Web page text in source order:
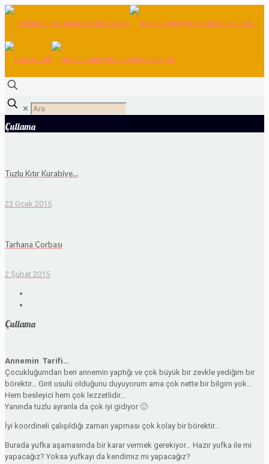
✕
Çullama
Tuzlu Kıtır Kurabiye…
23 Ocak 2015
Tarhana Çorbası
2 Şubat 2015
Çullama
Annemin Tarifi…
Çocukluğumdan beri annemin yaptığı ve çok büyük bir zevkle yediğim bir
börektir… Girit usulü olduğunu duyuyorum ama çok nette bir bilgim yok…
Hem besleyici hem çok lezzetlidir…
Yanında tuzlu ayranla da çok iyi gidiyor 🙂
İyi koordineli çalışıldığı zaman yapması çok kolay bir börektir…
Burada yufka aşamasında bir karar vermek gerekiyor… Hazır yufka ile mi
yapacağız? Yoksa yufkayı da kendimiz mi yapacağız?